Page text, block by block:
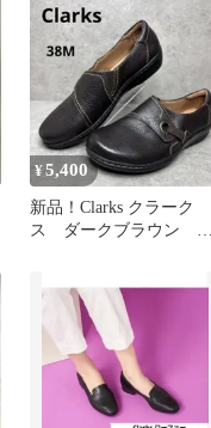
¥5,400
新品！Clarks クラーク
ス ダークブラウン レ